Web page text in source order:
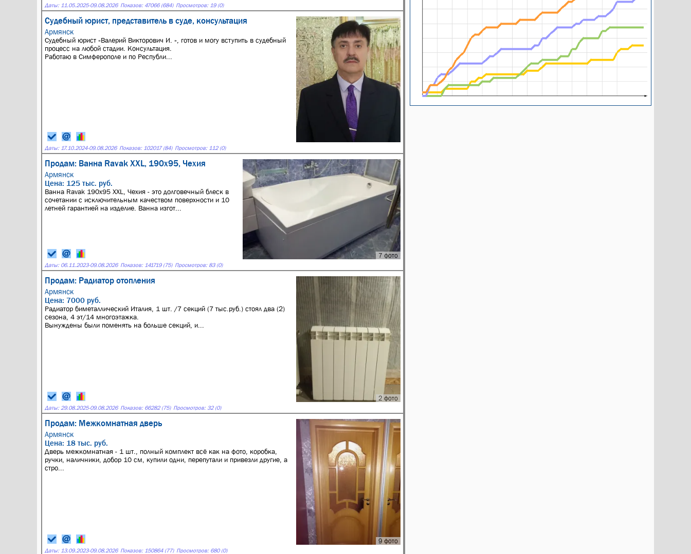
Даты: 11.05.2025-09.08.2026 Показов: 47066 (684) Просмотров: 19 (0)
Судебный юрист, представитель в суде, консультация
Армянск
Судебный юрист «Валерий Викторович И. », готов и могу вступить в судебный
процесс на любой стадии. Консультация.
Работаю в Симферополе и по Республи...
Даты: 17.10.2024-09.08.2026 Показов: 102017 (84) Просмотров: 112 (0)
Продам: Ванна Ravak XXL, 190x95, Чехия
Армянск
7 фото
Цена: 125 тыс. руб.
Ванна Ravak 190x95 XXL, Чехия - это долговечный блеск в
сочетании с исключительным качеством поверхности и 10
летней гарантией на изделие. Ванна изгот...
Даты: 06.11.2023-09.08.2026 Показов: 141719 (75) Просмотров: 83 (0)
Продам: Радиатор отопления
Армянск
2 фото
Цена: 7000 руб.
Радиатор биметаллический Италия, 1 шт. /7 секций (7 тыс.руб.) стоял два (2)
сезона, 4 эт/14 многоэтажка.
Вынуждены были поменять на больше секций, и...
Даты: 29.08.2025-09.08.2026 Показов: 66282 (75) Просмотров: 32 (0)
Продам: Межкомнатная дверь
Армянск
9 фото
Цена: 18 тыс. руб.
Дверь межкомнатная - 1 шт., полный комплект всё как на фото, коробка,
ручки, наличники, добор 10 см, купили одни, перепутали и привезли другие, а
стро...
Даты: 13.09.2023-09.08.2026 Показов: 150864 (77) Просмотров: 680 (0)